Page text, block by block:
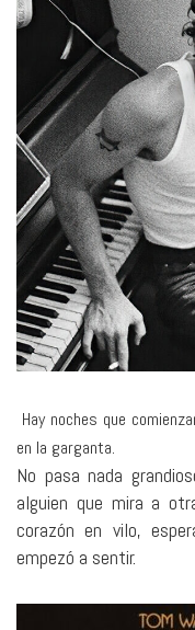
Hay noches que
en la garganta.
No pasa nada
alguien que mira a
corazón en vilo,
empezó a sentir.